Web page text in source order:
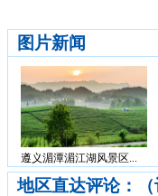
图片新闻
遵义湄潭湄江湖风景区...
地区直达评论：